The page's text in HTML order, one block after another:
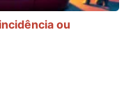
ou